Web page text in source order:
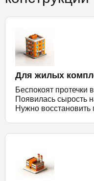
Для жилых
Беспокоят протечки
Появилась сырость
Нужно восстановить